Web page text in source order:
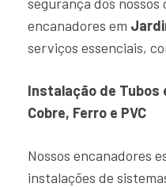
encanadores em
serviços essenciais,
Instalação de Tubos
Cobre, Ferro e PVC
Nossos encanadores
instalações de